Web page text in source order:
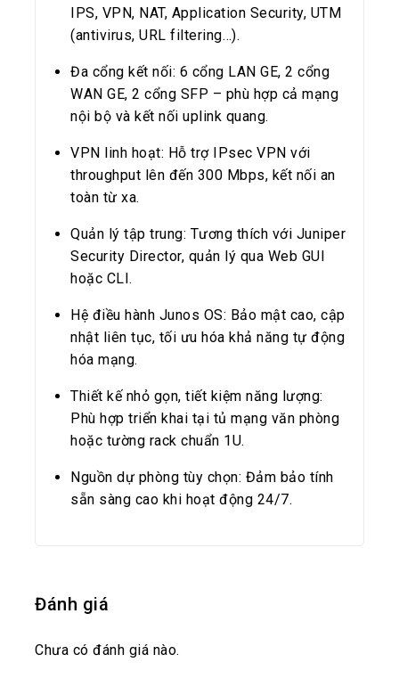
IPS, VPN, NAT, Application Security, UTM
(antivirus, URL filtering…).
Đa cổng kết nối: 6 cổng LAN GE, 2 cổng
WAN GE, 2 cổng SFP – phù hợp cả mạng
nội bộ và kết nối uplink quang.
VPN linh hoạt: Hỗ trợ IPsec VPN với
throughput lên đến 300 Mbps, kết nối an
toàn từ xa.
Quản lý tập trung: Tương thích với Juniper
Security Director, quản lý qua Web GUI
hoặc CLI.
Hệ điều hành Junos OS: Bảo mật cao, cập
nhật liên tục, tối ưu hóa khả năng tự động
hóa mạng.
Thiết kế nhỏ gọn, tiết kiệm năng lượng:
Phù hợp triển khai tại tủ mạng văn phòng
hoặc tường rack chuẩn 1U.
Nguồn dự phòng tùy chọn: Đảm bảo tính
sẵn sàng cao khi hoạt động 24/7.
Đánh giá
Chưa có đánh giá nào.